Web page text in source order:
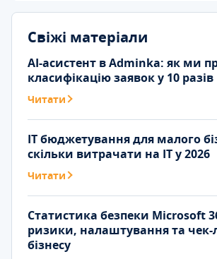
Свіжі матеріали
AI-асистент в Adminka: як ми
класифікацію заявок у 10 разів
Читати
IT бюджетування для малого
скільки витрачати на IT у 2026
Читати
Статистика безпеки Microsoft
ризики, налаштування та чек-
бізнесу